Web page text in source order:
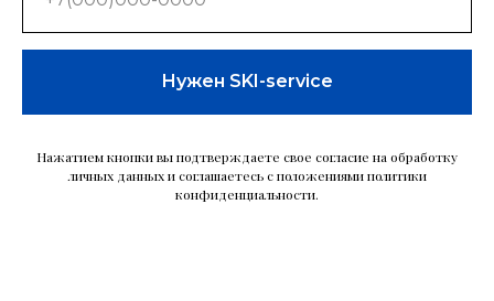
Нужен SKI-service
Нажатием кнопки вы подтверждаете свое согласие на обработку
личных данных и соглашаетесь с положениями политики
конфиденциальности.